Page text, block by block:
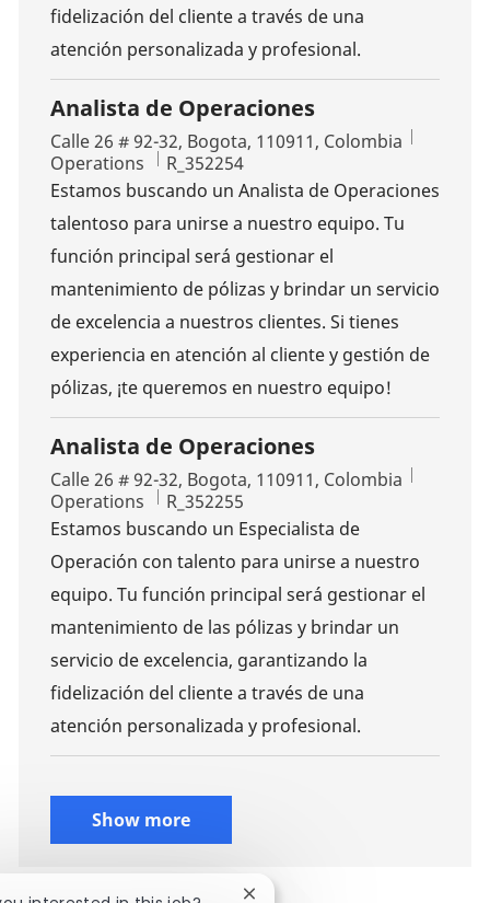
fidelización del cliente a través de una
atención personalizada y profesional.
Analista de Operaciones
Location
Calle 26 # 92-32, Bogota, 110911, Colombia
Category
Operations Job Id
R_352254
Estamos buscando un Analista de Operaciones
talentoso para unirse a nuestro equipo. Tu
función principal será gestionar el
mantenimiento de pólizas y brindar un servicio
de excelencia a nuestros clientes. Si tienes
experiencia en atención al cliente y gestión de
pólizas, ¡te queremos en nuestro equipo!
Analista de Operaciones
Location
Calle 26 # 92-32, Bogota, 110911, Colombia
Category
Operations Job Id
R_352255
Estamos buscando un Especialista de
Operación con talento para unirse a nuestro
equipo. Tu función principal será gestionar el
mantenimiento de las pólizas y brindar un
servicio de excelencia, garantizando la
fidelización del cliente a través de una
atención personalizada y profesional.
Show more